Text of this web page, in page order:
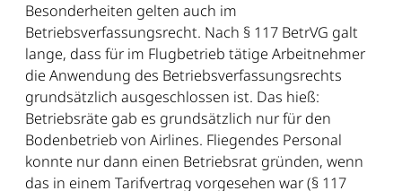
Besonderheiten gelten auch im
Betriebsverfassungsrecht. Nach § 117 BetrVG galt
lange, dass für im Flugbetrieb tätige Arbeitnehmer
die Anwendung des Betriebsverfassungsrechts
grundsätzlich ausgeschlossen ist. Das hieß:
Betriebsräte gab es grundsätzlich nur für den
Bodenbetrieb von Airlines. Fliegendes Personal
konnte nur dann einen Betriebsrat gründen, wenn
das in einem Tarifvertrag vorgesehen war (§ 117